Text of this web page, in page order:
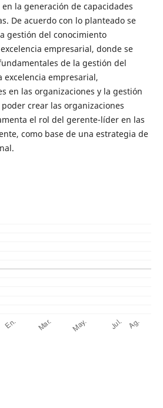
la generación de capacidades
De acuerdo con lo planteado se
gestión del conocimiento
empresarial, donde se
de la gestión del
empresarial,
en las organizaciones y la gestión
crear las organizaciones
el rol del gerente-líder en las
como base de una estrategia de